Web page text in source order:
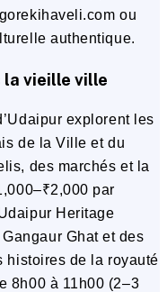
ou
authentique.
la vieille ville
explorent les
de la Ville et du
des marchés et la
par
Heritage
Ghat et des
histoires de la royauté
8h00 à 11h00 (2–3